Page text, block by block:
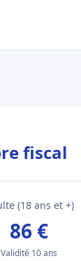
fiscal
(18 ans et +)
86 €
Validité 10 ans